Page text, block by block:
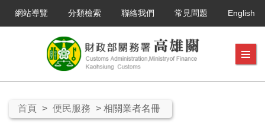
網站導覽 分類檢索 聯絡我們 常見問題 English
首頁 > 便民服務 > 相關業者名冊